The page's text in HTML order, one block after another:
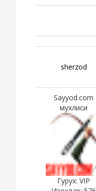
sherzod
Sayyod.com
мухлиси
Гурух: VIP